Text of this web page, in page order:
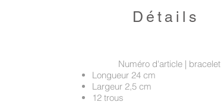
Détails
Numéro d'article | bracelet
Longueur 24 cm
Largeur 2,5 cm
12 trous